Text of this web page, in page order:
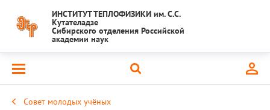
ИНСТИТУТ ТЕПЛОФИЗИКИ им. С.С.
Кутателадзе
Сибирского отделения Российской
академии наук
Совет молодых учёных